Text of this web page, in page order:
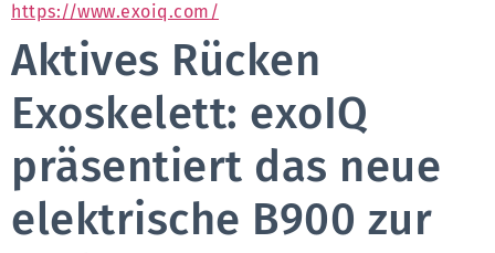
https://www.exoiq.com/
Aktives Rücken
Exoskelett: exoIQ
präsentiert das neue
elektrische B900 zur